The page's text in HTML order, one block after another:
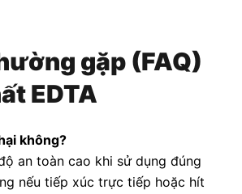
gặp (FAQ)
EDTA
không?
an toàn cao khi sử dụng đúng
nếu tiếp xúc trực tiếp hoặc hít